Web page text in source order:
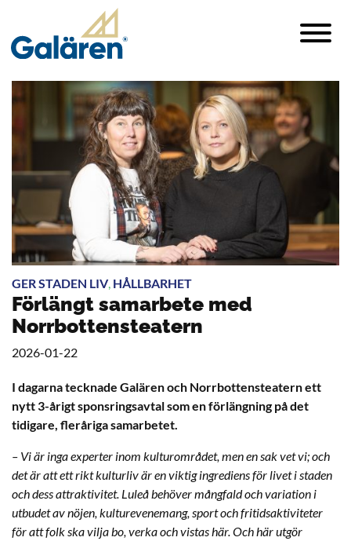
GER STADEN LIV, HÅLLBARHET
Förlängt samarbete med
Norrbottensteatern
2026-01-22
I dagarna tecknade Galären och Norrbottensteatern ett
nytt 3-årigt sponsringsavtal som en förlängning på det
tidigare, fleråriga samarbetet.
– Vi är inga experter inom kulturområdet, men en sak vet vi; och
det är att ett rikt kulturliv är en viktig ingrediens för livet i staden
och dess attraktivitet. Luleå behöver mångfald och variation i
utbudet av nöjen, kulturevenemang, sport och fritidsaktiviteter
för att folk ska vilja bo, verka och vistas här. Och här utgör